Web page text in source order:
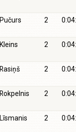
Pučurs 2
Kleins 2
Rasiņš 2
Rokpelnis 2
Līsmanis 2